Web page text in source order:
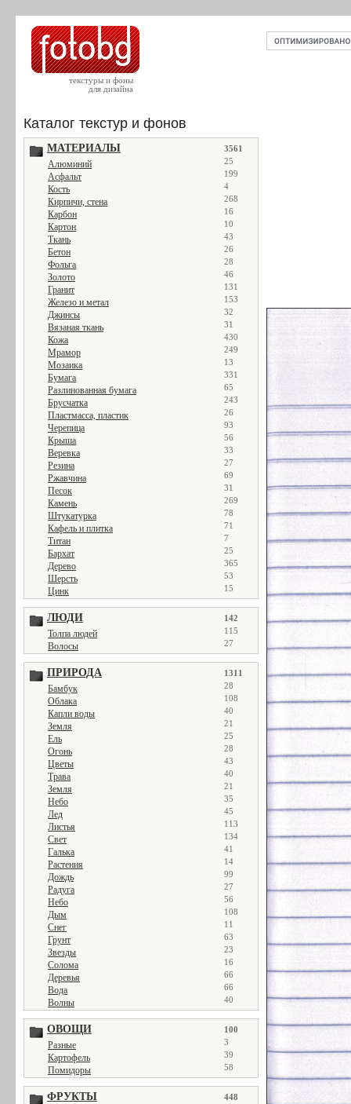
текстуры и фоны
для дизайна
Каталог текстур и фонов
МАТЕРИАЛЫ 3561
Алюминий 25
Асфальт 199
Кость 4
Кирпичи, стена 268
Карбон 16
Картон 10
Ткань 43
Бетон 26
Фольга 28
Золото 46
Гранит 131
Железо и метал 153
Джинсы 32
Вязаная ткань 31
Кожа 430
Мрамор 249
Мозаика 13
Бумага 331
Разлинованная бумага 65
Брусчатка 243
Пластмасса, пластик 26
Черепица 93
Крыша 56
Веревка 33
Резина 27
Ржавчина 69
Песок 31
Камень 269
Штукатурка 78
Кафель и плитка 71
Титан 7
Бархат 25
Дерево 365
Шерсть 53
Цинк 15
ЛЮДИ 142
Толпа людей 115
Волосы 27
ПРИРОДА 1311
Бамбук 28
Облака 108
Капли воды 40
Земля 21
Ель 25
Огонь 28
Цветы 43
Трава 40
Земля 21
Небо 35
Лед 45
Листья 113
Свет 134
Галька 41
Растения 14
Дождь 99
Радуга 27
Небо 56
Дым 108
Снег 11
Грунт 63
Звезды 23
Солома 16
Деревья 66
Вода 66
Волны 40
ОВОЩИ 100
Разные 3
Картофель 39
Помидоры 58
ФРУКТЫ 448